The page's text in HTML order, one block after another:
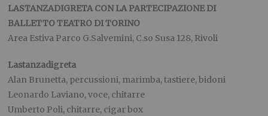
LASTANZADIGRETA CON LA PARTECIPAZIONE DI
BALLETTO TEATRO DI TORINO
Area Estiva Parco G.Salvemini, C.so Susa 128, Rivoli
Lastanzadigreta
Alan Brunetta, percussioni, marimba, tastiere, bidoni
Leonardo Laviano, voce, chitarre
Umberto Poli, chitarre, cigar box